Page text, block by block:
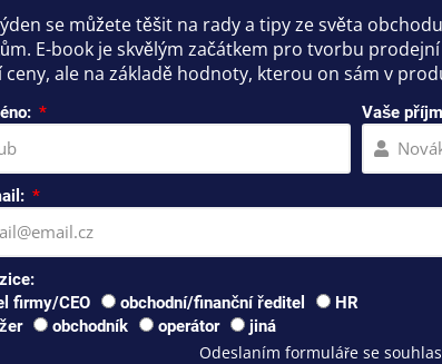
se můžete těšit na rady a tipy ze světa
E-book je skvělým začátkem pro tvorbu
ceny, ale na základě hodnoty, kterou on sám v
Vaše
firmy/CEO
obchodní/finanční ředitel
HR
obchodník operátor jiná
Odeslaním formuláře se